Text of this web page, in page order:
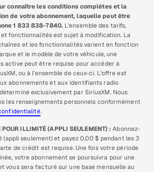
connaître les conditions complètes et la
de votre abonnement, laquelle peut être
1 833 838-7840.L’ensemble des tarifs,
fonctionnalités est sujet à modification. La
et les fonctionnalités varient en fonction
et le modèle de votre véhicule, une
active peut être requise pour accéder à
ou à l’ensemble de ceux-ci. L’offre est
abonnements et aux identifiants radio
exclusivement par SiriusXM. Nous
les renseignements personnels conformément
.
POUR ILLIMITÉ (APPLI SEULEMENT) : Abonnez-
seulement) et payez 0,00 $ pendant les 3
de crédit est requise. Une fois votre période
votre abonnement se poursuivra pour une
vous sera facturé sur une base mensuelle au